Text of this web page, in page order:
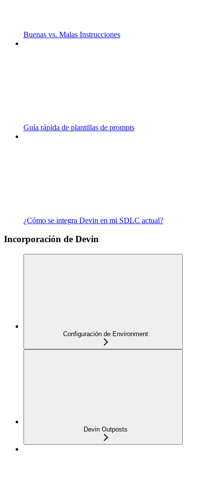
Buenas vs. Malas Instrucciones
Guía rápida de plantillas de prompts
¿Cómo se integra Devin en mi SDLC actual?
Incorporación de Devin
Configuración de Environment
Devin Outposts